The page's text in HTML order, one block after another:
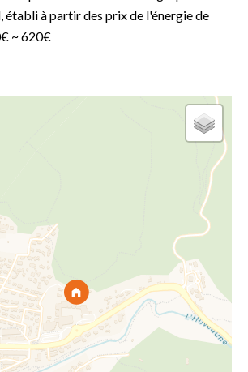
établi à partir des prix de l'énergie de
~ 620€